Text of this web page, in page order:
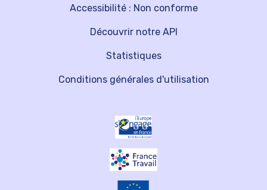
Découvrir notre API
Statistiques
Accessibilité : Non conforme
Conditions générales d'utilisation